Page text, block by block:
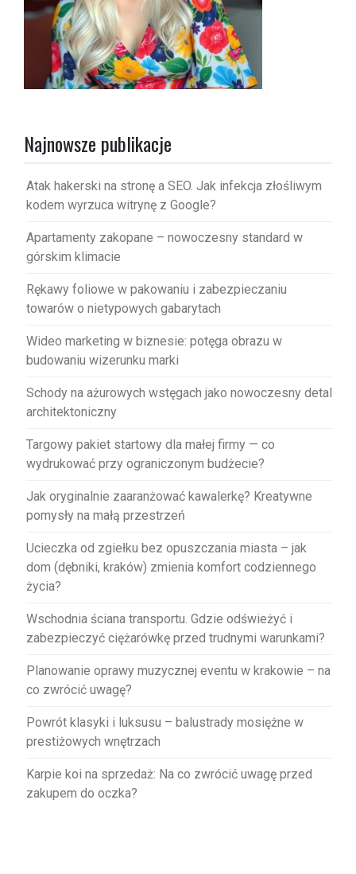
Najnowsze publikacje
Atak hakerski na stronę a SEO. Jak infekcja złośliwym
kodem wyrzuca witrynę z Google?
Apartamenty zakopane – nowoczesny standard w
górskim klimacie
Rękawy foliowe w pakowaniu i zabezpieczaniu
towarów o nietypowych gabarytach
Wideo marketing w biznesie: potęga obrazu w
budowaniu wizerunku marki
Schody na ażurowych wstęgach jako nowoczesny detal
architektoniczny
Targowy pakiet startowy dla małej firmy — co
wydrukować przy ograniczonym budżecie?
Jak oryginalnie zaaranżować kawalerkę? Kreatywne
pomysły na małą przestrzeń
Ucieczka od zgiełku bez opuszczania miasta – jak
dom (dębniki, kraków) zmienia komfort codziennego
życia?
Wschodnia ściana transportu. Gdzie odświeżyć i
zabezpieczyć ciężarówkę przed trudnymi warunkami?
Planowanie oprawy muzycznej eventu w krakowie – na
co zwrócić uwagę?
Powrót klasyki i luksusu – balustrady mosiężne w
prestiżowych wnętrzach
Karpie koi na sprzedaż: Na co zwrócić uwagę przed
zakupem do oczka?